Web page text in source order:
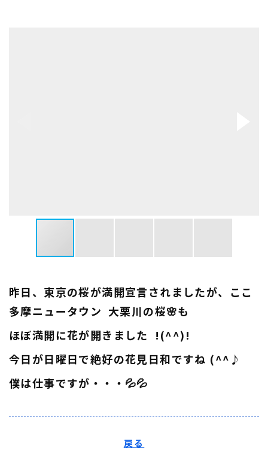
昨日、東京の桜が満開宣言されましたが、ここ
多摩ニュータウン 大栗川の桜🌸も
ほぼ満開に花が開きました !(^^)!
今日が日曜日で絶好の花見日和ですね (^^♪
僕は仕事ですが・・・💦💦
戻る